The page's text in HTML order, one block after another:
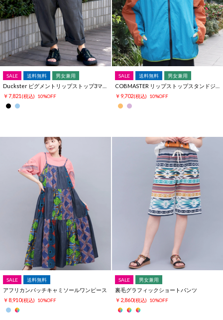
SALE 送料無料 男女兼用
￥7,821 (税込) 10%OFF
SALE 送料無料 男女兼用
￥9,702(税込) 10%OFF
SALE 送料無料
アフリカンパッチキャミソールワンピース
￥8,910(税込) 10%OFF
SALE 男女兼用
裏毛グラフィックショートパンツ
￥2,860(税込) 10%OFF